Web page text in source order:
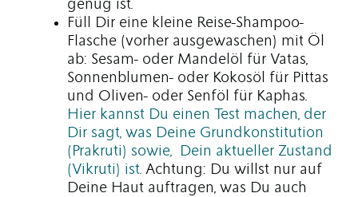
genug ist.
Füll Dir eine kleine Reise-Shampoo-
Flasche (vorher ausgewaschen) mit Öl
ab: Sesam- oder Mandelöl für Vatas,
Sonnenblumen- oder Kokosöl für Pittas
und Oliven- oder Senföl für Kaphas.
Hier kannst Du einen Test machen, der
Dir sagt, was Deine Grundkonstitution
(Prakruti) sowie, Dein aktueller Zustand
(Vikruti) ist. Achtung: Du willst nur auf
Deine Haut auftragen, was Du auch